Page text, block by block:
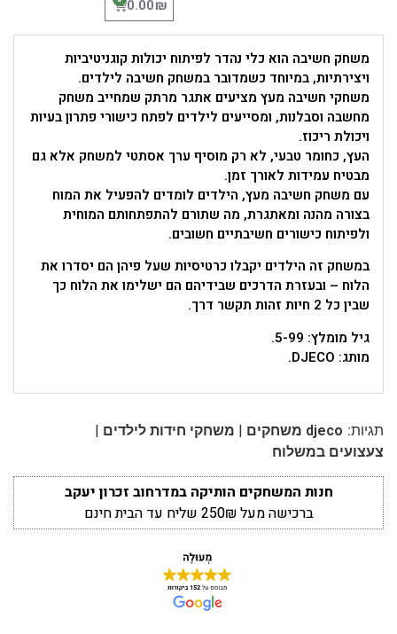
0.00₪
משחק חשיבה הוא כלי נהדר לפיתוח יכולות קוגניטיביות
ויצירתיות, במיוחד כשמדובר במשחק חשיבה לילדים.
משחקי חשיבה מעץ מציעים אתגר מרתק שמחייב משחק
מחשבה וסבלנות, ומסייעים לילדים לפתח כישורי פתרון בעיות
ויכולת ריכוז.
העץ, כחומר טבעי, לא רק מוסיף ערך אסתטי למשחק אלא גם
מבטיח עמידות לאורך זמן.
עם משחק חשיבה מעץ, הילדים לומדים להפעיל את המוח
בצורה מהנה ומאתגרת, מה שתורם להתפתחותם המוחית
ולפיתוח כישורים חשיבתיים חשובים.
במשחק זה הילדים יקבלו כרטיסיות שעל פיהן הם יסדרו את
הלוח – ובעזרת הדרכים שבידיהם הם ישלימו את הלוח כך
שבין כל 2 חיות זהות תקשר דרך.
גיל מומלץ: 5-99.
מותג: DJECO.
תגיות: djeco משחקים | משחקי חידות לילדים |
צעצועים במשלוח
חנות המשחקים הותיקה במדרחוב זכרון יעקב
ברכישה מעל 250₪ שליח עד הבית חינם